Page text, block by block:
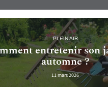
PLEIN AIR
entretenir son
automne ?
11 mars 2026